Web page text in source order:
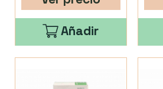
Añadir